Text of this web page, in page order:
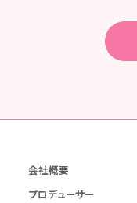
会社概要
プロデューサー